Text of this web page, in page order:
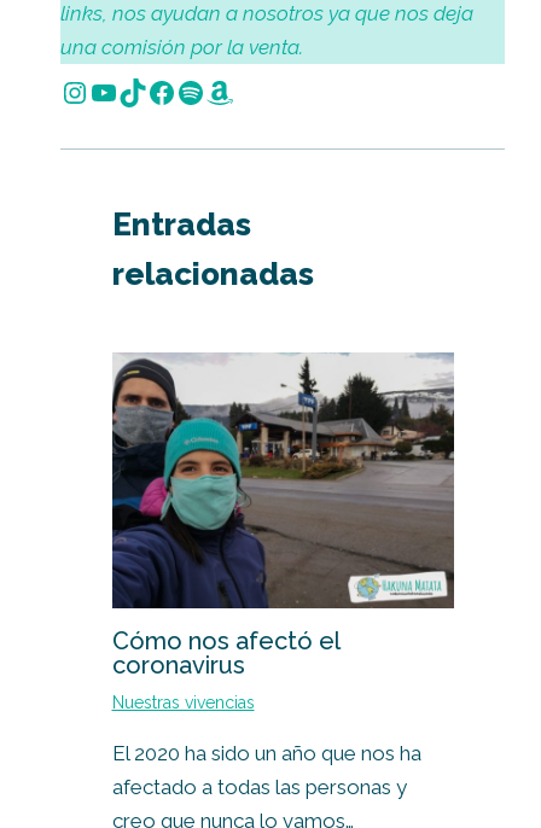
links, nos ayudan a nosotros ya que nos deja
una comisión por la venta.
Entradas
relacionadas
Cómo nos afectó el
coronavirus
Nuestras vivencias
El 2020 ha sido un año que nos ha
afectado a todas las personas y
creo que nunca lo vamos…